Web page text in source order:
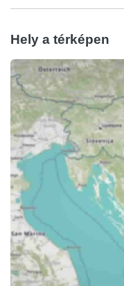
Hely a térképen